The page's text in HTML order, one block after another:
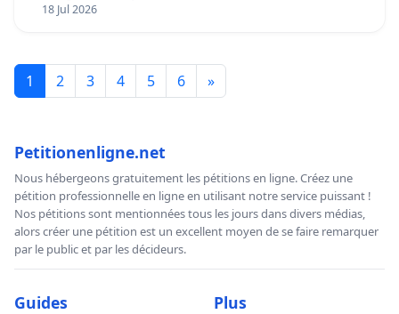
18 Jul 2026
1 2 3 4 5 6 »
Petitionenligne.net
Nous hébergeons gratuitement les pétitions en ligne. Créez une
pétition professionnelle en ligne en utilisant notre service puissant !
Nos pétitions sont mentionnées tous les jours dans divers médias,
alors créer une pétition est un excellent moyen de se faire remarquer
par le public et par les décideurs.
Guides Plus